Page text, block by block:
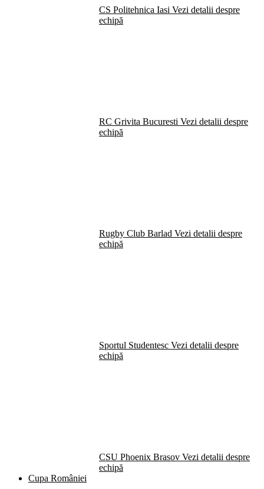
CS Politehnica Iasi Vezi detalii despre
echipă
RC Grivita Bucuresti Vezi detalii despre
echipă
Rugby Club Barlad Vezi detalii despre
echipă
Sportul Studentesc Vezi detalii despre
echipă
CSU Phoenix Brasov Vezi detalii despre
echipă
Cupa României